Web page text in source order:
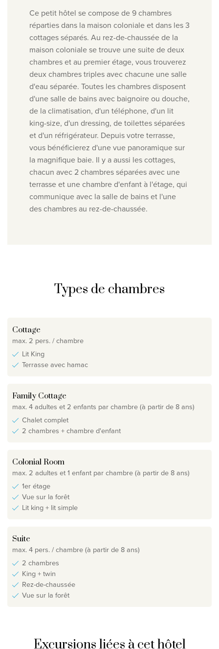
Ce petit hôtel se compose de 9 chambres
réparties dans la maison coloniale et dans les 3
cottages séparés. Au rez-de-chaussée de la
maison coloniale se trouve une suite de deux
chambres et au premier étage, vous trouverez
deux chambres triples avec chacune une salle
d'eau séparée. Toutes les chambres disposent
d'une salle de bains avec baignoire ou douche,
de la climatisation, d'un téléphone, d'un lit
king-size, d'un dressing, de toilettes séparées
et d'un réfrigérateur. Depuis votre terrasse,
vous bénéficierez d'une vue panoramique sur
la magnifique baie. Il y a aussi les cottages,
chacun avec 2 chambres séparées avec une
terrasse et une chambre d'enfant à l'étage, qui
communique avec la salle de bains et l'une
des chambres au rez-de-chaussée.
Types de chambres
Cottage
max. 2 pers. / chambre
Lit King
Terrasse avec hamac
Family Cottage
max. 4 adultes et 2 enfants par chambre (à partir de 8 ans)
Chalet complet
2 chambres + chambre d'enfant
Colonial Room
max. 2 adultes et 1 enfant par chambre (à partir de 8 ans)
1er étage
Vue sur la forêt
Lit king + lit simple
Suite
max. 4 pers. / chambre (à partir de 8 ans)
2 chambres
King + twin
Rez-de-chaussée
Vue sur la forêt
Excursions liées à cet hôtel